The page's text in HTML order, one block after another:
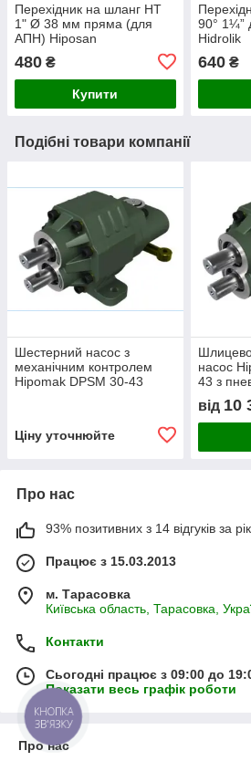
Перехідник на шланг НТ
1" Ø 38 мм пряма (для
АПН) Hiposan
480 ₴
Купити
90° 1¼”
Hidrolik
640₴
Подібні товари компанії
Шестерний насос з
механічним контролем
Hipomak DPSM 30-43
Ціну уточнюйте
насос
43 з
від 10
Про нас
93% позитивних з 14 відгуків за рік
Працює з 15.03.2013
м. Тарасовка
Київська область, Тарасовка,
Контакти
Сьогодні працює з 09:00 до
Показати весь графік роботи
Про нас
КНОПКА
ЗВ'ЯЗКУ